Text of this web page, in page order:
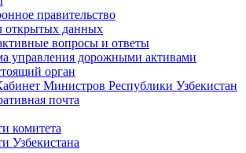
правительство
открытых данных
вопросы и ответы
управления дорожными активами
орган
Министров Республики Узбекистан
почта
комитета
Узбекистана